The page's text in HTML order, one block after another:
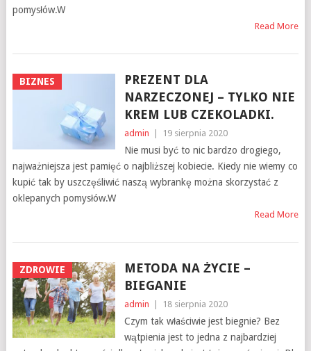
pomysłów.W
Read More
BIZNES
PREZENT DLA
NARZECZONEJ – TYLKO NIE
KREM LUB CZEKOLADKI.
admin 19 sierpnia 2020
Nie musi być to nic bardzo drogiego,
najważniejsza jest pamięć o najbliższej kobiecie. Kiedy nie wiemy co
kupić tak by uszczęśliwić naszą wybrankę można skorzystać z
oklepanych pomysłów.W
Read More
ZDROWIE
METODA NA ŻYCIE –
BIEGANIE
admin 18 sierpnia 2020
Czym tak właściwie jest biegnie? Bez
wątpienia jest to jedna z najbardziej